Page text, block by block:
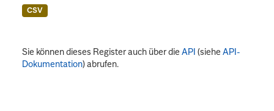
CSV
Sie können dieses Register auch über dieAPI (sieheAPI-
Dokumentation) abrufen.